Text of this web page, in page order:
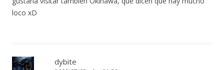
loco xD
dybite